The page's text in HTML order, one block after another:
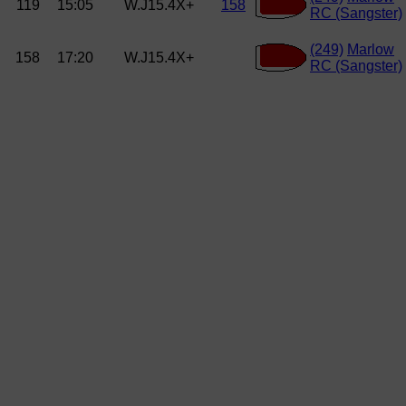
119 15:05 W.J15.4X+ 158
RC (Sangster)
158 17:20 W.J15.4X+
(249) Marlow
RC (Sangster)